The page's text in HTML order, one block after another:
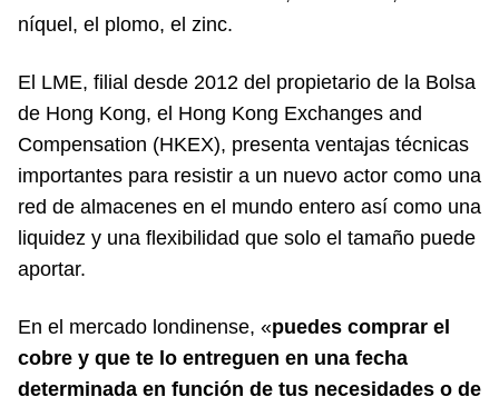
níquel, el plomo, el zinc.
El LME, filial desde 2012 del propietario de la Bolsa
de Hong Kong, el Hong Kong Exchanges and
Compensation (HKEX), presenta ventajas técnicas
importantes para resistir a un nuevo actor como una
red de almacenes en el mundo entero así como una
liquidez y una flexibilidad que solo el tamaño puede
aportar.
En el mercado londinense, «puedes comprar el
cobre y que te lo entreguen en una fecha
determinada en función de tus necesidades o de